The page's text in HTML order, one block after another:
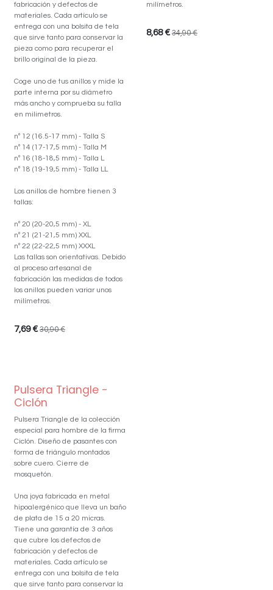
fabricación y defectos de
materiales. Cada artículo se
entrega con una bolsita de tela
que sirve tanto para conservar la
pieza como para recuperar el
brillo original de la pieza.
Coge uno de tus anillos y mide la
parte interna por su diámetro
más ancho y comprueba su talla
en milimetros.
nº 12 (16.5-17 mm) - Talla S
nº 14 (17-17,5 mm) - Talla M
nº 16 (18-18,5 mm) - Talla L
nº 18 (19-19,5 mm) - Talla LL
Los anillos de hombre tienen 3
tallas:
nº 20 (20-20,5 mm) - XL
nº 21 (21-21,5 mm) XXL
nº 22 (22-22,5 mm) XXXL
Las tallas son orientativas. Debido
al proceso artesanal de
fabricación las medidas de todos
los anillos pueden variar unos
milímetros.
7,69€ 30,90€
milímetros.
8,68€ 34,90€
Pulsera Triangle -
Ciclón
Pulsera Triangle de la colección
especial para hombre de la firma
Ciclón. Diseño de pasantes con
forma de triángulo montados
sobre cuero. Cierre de
mosquetón.
Una joya fabricada en metal
hipoalergénico que lleva un baño
de plata de 15 a 20 micras.
Tiene una garantía de 3 años
que cubre los defectos de
fabricación y defectos de
materiales. Cada artículo se
entrega con una bolsita de tela
que sirve tanto para conservar la